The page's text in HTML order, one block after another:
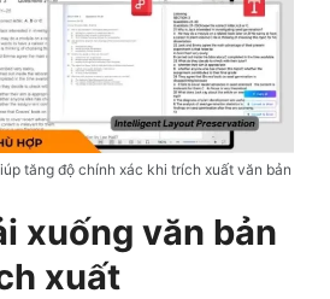
tăng độ chính xác khi trích xuất văn bản
xuống văn bản
xuất